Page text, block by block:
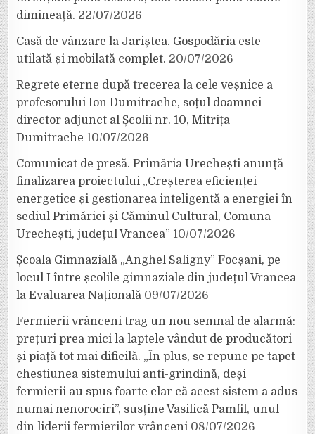
dimineață. 22/07/2026
Casă de vânzare la Jariștea. Gospodăria este
utilată și mobilată complet. 20/07/2026
Regrete eterne după trecerea la cele veșnice a
profesorului Ion Dumitrache, soțul doamnei
director adjunct al Școlii nr. 10, Mitrița
Dumitrache 10/07/2026
Comunicat de presă. Primăria Urechești anunță
finalizarea proiectului „Creșterea eficienței
energetice și gestionarea inteligentă a energiei în
sediul Primăriei și Căminul Cultural, Comuna
Urechești, județul Vrancea” 10/07/2026
Școala Gimnazială „Anghel Saligny” Focșani, pe
locul I între școlile gimnaziale din județul Vrancea
la Evaluarea Națională 09/07/2026
Fermierii vrânceni trag un nou semnal de alarmă:
prețuri prea mici la laptele vândut de producători
și piață tot mai dificilă. „În plus, se repune pe tapet
chestiunea sistemului anti-grindină, deși
fermierii au spus foarte clar că acest sistem a adus
numai nenorociri”, susține Vasilică Pamfil, unul
din liderii fermierilor vrânceni 08/07/2026